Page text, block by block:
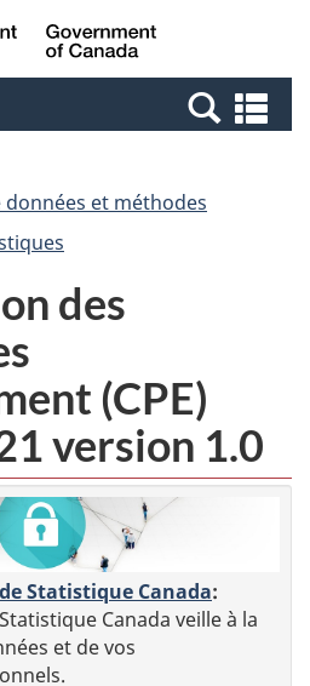
Passer
au
Passer
à
Canada
et
et méthodes
des
(CPE)
version 1.0
Statistique Canada:
Canada veille à la
et de vos